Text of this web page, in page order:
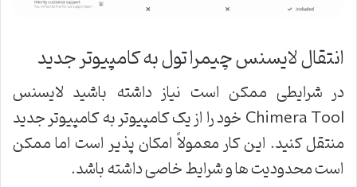
انتقال لایسنس چیمرا تول به کامپیوتر جدید
در شرایطی ممکن است نیاز داشته باشید لایسنس
Chimera Tool خود را از یک کامپیوتر به کامپیوتر جدید
منتقل کنید. این کار معمولاً امکان پذیر است اما ممکن
است محدودیت ها و شرایط خاصی داشته باشد.